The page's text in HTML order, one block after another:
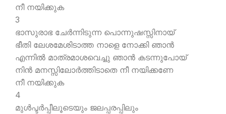
നീ നയിക്കുക
3
ഭാസുരാഭ ചേര്‍ന്നിടുന്ന പൊന്നുഷസ്സിനായ്
ഭീതി ലേശമേശിടാത്ത നാളെ നോക്കി ഞാന്‍
എന്നില്‍ മാത്രമാശവെച്ചു ഞാന്‍ കടന്നുപോയ്
നിന്‍ മനസ്സിലോര്‍ത്തിടാതെ നീ നയിക്കണേ
നീ നയിക്കുക
4
മുള്‍പ്ടര്‍പ്പീലൂടെയും ജലപ്പരപ്പിലും